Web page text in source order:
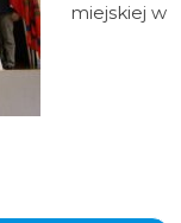
miejskiej w